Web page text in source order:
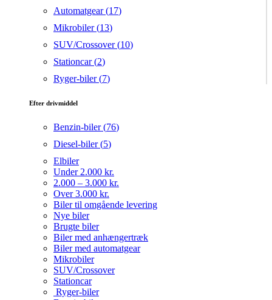
Automatgear (17)
Mikrobiler (13)
SUV/Crossover (10)
Stationcar (2)
Ryger-biler (7)
Efter drivmiddel
Benzin-biler (76)
Diesel-biler (5)
Elbiler
Under 2.000 kr.
2.000 – 3.000 kr.
Over 3.000 kr.
Biler til omgående levering
Nye biler
Brugte biler
Biler med anhængertræk
Biler med automatgear
Mikrobiler
SUV/Crossover
Stationcar
Ryger-biler